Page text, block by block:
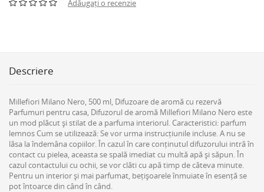
Adăugați o recenzie
Descriere
Millefiori Milano Nero, 500 ml, Difuzoare de aromă cu rezervă
Parfumuri pentru casa, Difuzorul de aromă Millefiori Milano Nero este
un mod plăcut și stilat de a parfuma interiorul. Caracteristici: parfum
lemnos Cum se utilizează: Se vor urma instrucțiunile incluse. A nu se
lăsa la îndemâna copiilor. În cazul în care conținutul difuzorului intră în
contact cu pielea, aceasta se spală imediat cu multă apă și săpun. În
cazul contactului cu ochii, se vor clăti cu apă timp de câteva minute.
Pentru un interior și mai parfumat, bețișoarele înmuiate în esență se
pot întoarce din când în când.